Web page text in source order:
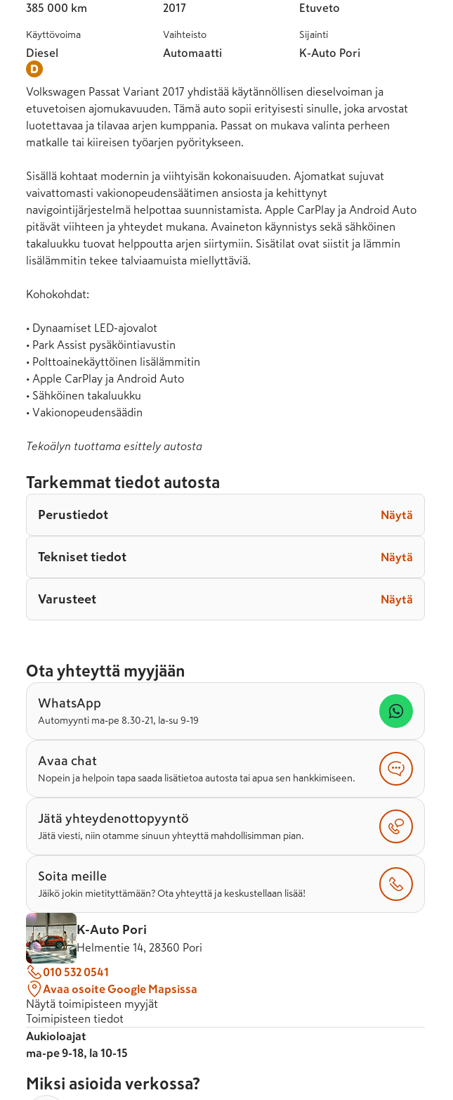
385 000 km 2017 Etuveto
Käyttövoima
Diesel
Vaihteisto
Automaatti
Sijainti
K-Auto Pori
Volkswagen Passat Variant 2017 yhdistää käytännöllisen dieselvoiman ja
etuvetoisen ajomukavuuden. Tämä auto sopii erityisesti sinulle, joka arvostat
luotettavaa ja tilavaa arjen kumppania. Passat on mukava valinta perheen
matkalle tai kiireisen työarjen pyöritykseen.
Sisällä kohtaat modernin ja viihtyisän kokonaisuuden. Ajomatkat sujuvat
vaivattomasti vakionopeudensäätimen ansiosta ja kehittynyt
navigointijärjestelmä helpottaa suunnistamista. Apple CarPlay ja Android Auto
pitävät viihteen ja yhteydet mukana. Avaineton käynnistys sekä sähköinen
takaluukku tuovat helppoutta arjen siirtymiin. Sisätilat ovat siistit ja lämmin
lisälämmitin tekee talviaamuista miellyttäviä.
Kohokohdat:
• Dynaamiset LED-ajovalot
• Park Assist pysäköintiavustin
• Polttoainekäyttöinen lisälämmitin
• Apple CarPlay ja Android Auto
• Sähköinen takaluukku
• Vakionopeudensäädin
Tekoälyn tuottama esittely autosta
Tarkemmat tiedot autosta
Perustiedot Näytä
Tekniset tiedot Näytä
Varusteet Näytä
Ota yhteyttä myyjään
WhatsApp
Automyynti ma-pe 8.30-21, la-su 9-19
Avaa chat
Nopein ja helpoin tapa saada lisätietoa autosta tai apua sen hankkimiseen.
Jätä yhteydenottopyyntö
Jätä viesti, niin otamme sinuun yhteyttä mahdollisimman pian.
Soita meille
Jäikö jokin mietityttämään? Ota yhteyttä ja keskustellaan lisää!
K-Auto Pori
Helmentie 14, 28360 Pori
010 532 0541
Avaa osoite Google Mapsissa
Näytä toimipisteen myyjät
Toimipisteen tiedot
Aukioloajat
ma-pe 9-18, la 10-15
Miksi asioida verkossa?